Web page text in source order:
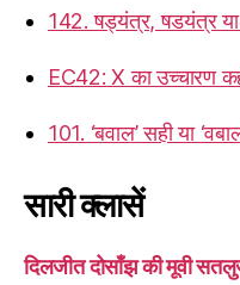
142. षड्यंत्र, षडयंत्र
EC42: X का उच्चारण
101. ‘बवाल’ सही या
सारी क्लासें
दिलजीत दोसाँझ की मूवी